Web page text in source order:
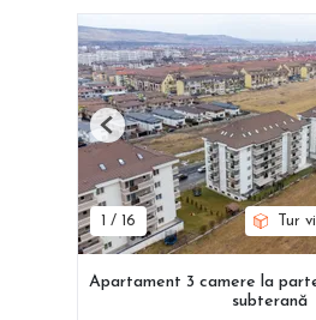
1 / 16 Tur
Previous
Apartament 3 camere la
subterană